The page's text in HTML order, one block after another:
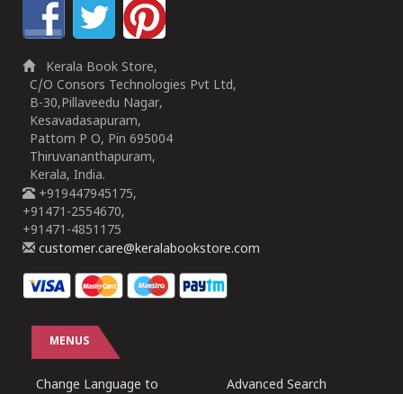
Kerala Book Store,
C/O Consors Technologies Pvt Ltd,
B-30,Pillaveedu Nagar,
Kesavadasapuram,
Pattom P O, Pin 695004
Thiruvananthapuram,
Kerala, India.
+919447945175,
+91471-2554670,
+91471-4851175
customer.care@keralabookstore.com
MENUS
Change Language to
Advanced Search